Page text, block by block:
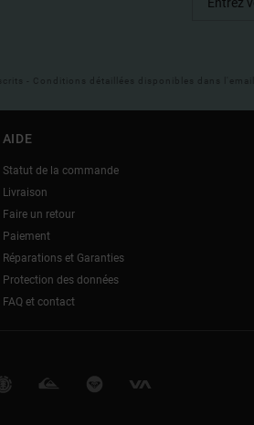
- Conditions détaillées disponibles dans
AIDE
Statut de la commande
Livraison
Faire un retour
Paiement
Réparations et Garanties
Protection des données
FAQ et contact